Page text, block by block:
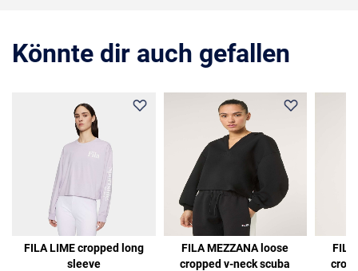
Könnte dir auch gefallen
FILA LIME cropped long
sleeve
FILA MEZZANA loose
cropped v-neck scuba